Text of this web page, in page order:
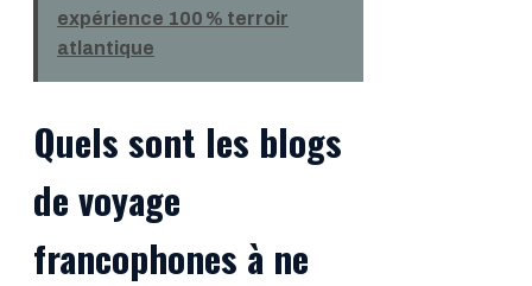
expérience 100 % terroir
atlantique
Quels sont les blogs
de voyage
francophones à ne